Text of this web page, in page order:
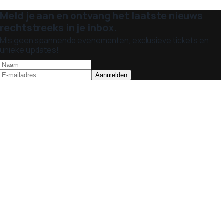
Meld je aan en ontvang het laatste nieuws
rechtstreeks in je inbox.
Mis geen spannende evenementen, exclusieve tickets en
unieke updates!